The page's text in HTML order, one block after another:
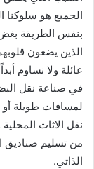
الجميع هو سلوكنا
بنفس الطريقة
الذين يضعون
عائلة ولا نساوم
في صناعة نقل
لمسافات طويلة
نقل الاثاث
من تسليم صناديق
الذاتي.